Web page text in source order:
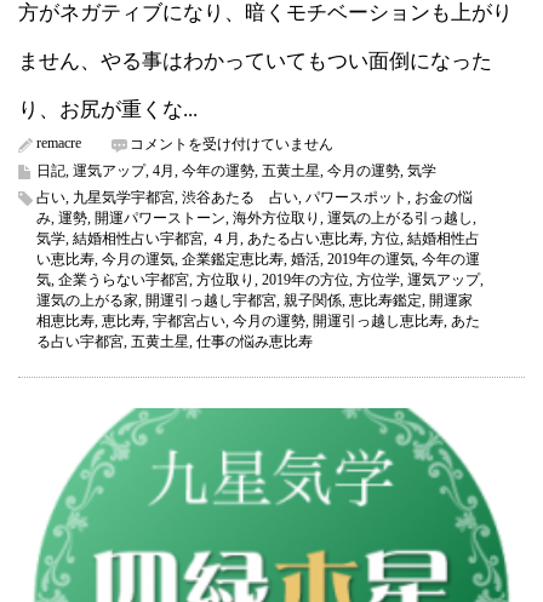
方がネガティブになり、暗くモチベーションも上がり
ません、やる事はわかっていてもつい面倒になった
り、お尻が重くな...
remacre
五
黄
星
2019
年
4
月
の
運
気
の
運
気）
寿・
都
占
コメントを受け付けていません
日記, 運気アップ, 4月 , 今年の運勢, 五黄土星, 今月の運勢, 気学
占い, 九星気学宇都宮, 渋谷あたる 占い, パワースポット , お金の悩
み, 運勢, 開運パワーストーン, 海外方位取り , 運気の上がる引っ越し,
気学, 結婚相性占い宇都宮, ４月 , あたる占い恵比寿, 方位, 結婚相性占
い恵比寿, 今月の運気, 企業鑑定恵比寿, 婚活, 2019年の運気, 今年の運
気, 企業うらない宇都宮, 方位取り , 2019年の方位, 方位学, 運気アップ,
運気の上がる家, 開運引っ越し宇都宮, 親子関係, 恵比寿鑑定, 開運家
相恵比寿, 恵比寿, 宇都宮占い, 今月の運勢, 開運引っ越し恵比寿, あた
る占い宇都宮, 五黄土星, 仕事の悩み恵比寿